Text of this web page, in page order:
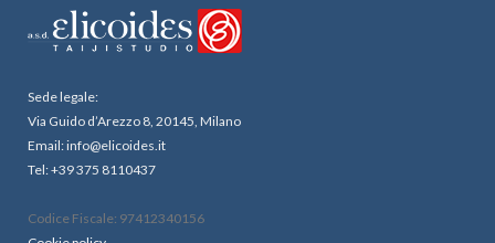
Sede legale:
Via Guido d’Arezzo 8, 20145, Milano
Email: info@elicoides.it
Tel: +39 375 8110437
Codice Fiscale: 97412340156